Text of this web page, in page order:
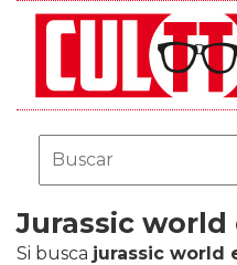
Jurassic
Si busca jurassic world